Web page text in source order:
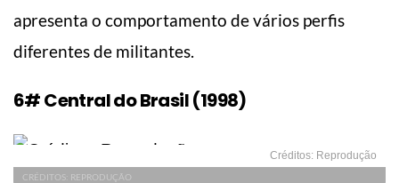
apresenta o comportamento de vários perfis
diferentes de militantes.
6# Central do Brasil (1998)
Créditos: Reprodução
CRÉDITOS: REPRODUÇÃO